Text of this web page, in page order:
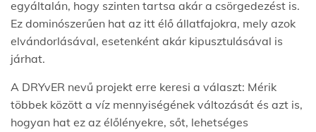
egyáltalán, hogy szinten tartsa akár a csörgedezést is.
Ez dominószerűen hat az itt élő állatfajokra, mely azok
elvándorlásával, esetenként akár kipusztulásával is
járhat.
A DRYvER nevű projekt erre keresi a választ: Mérik
többek között a víz mennyiségének változását és azt is,
hogyan hat ez az élőlényekre, sőt, lehetséges